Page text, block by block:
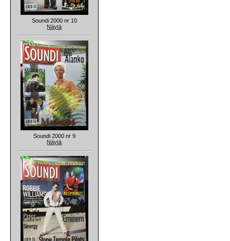
Soundi 2000 nr 10
Näytä
Soundi 2000 nr 9
Näytä